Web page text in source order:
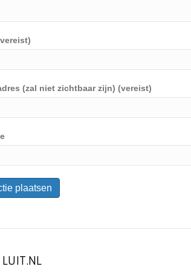
(zal niet zichtbaar zijn) (vereist)
LUIT.NL